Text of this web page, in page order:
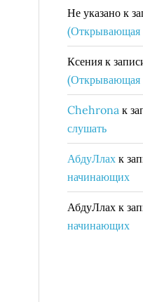
Не указано к
(Открывающая
Ксения к
(Открывающая
Chehrona к
слушать
АбдуЛлах к
начинающих
АбдуЛлах к
начинающих